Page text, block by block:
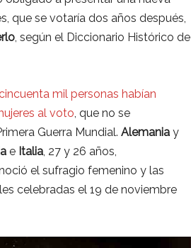
que se votaría dos años después,
, según el Diccionario Histórico de
mil personas habían
al voto, que no se
Guerra Mundial. Alemania y
e Italia, 27 y 26 años,
el sufragio femenino y las
celebradas el 19 de noviembre